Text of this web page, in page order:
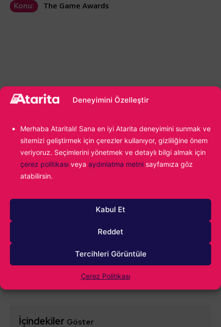
Deneyimini Özelleştir
Merhaba Ataritalı! Sana en iyi Atarita deneyimini sunmak ve
sitemizi geliştirmek için çerezler kullanıyor, gizliliğine önem
veriyoruz. Seçimlerini yönetmek ve detaylı bilgi almak için
çerez politikası veya aydınlatma metni sayfamıza göz
atabilirsin.
Kabul Et
Reddet
Tercihleri Görüntüle
Çerez Politikası
Konu: The Game Awards
İçindekiler Göster